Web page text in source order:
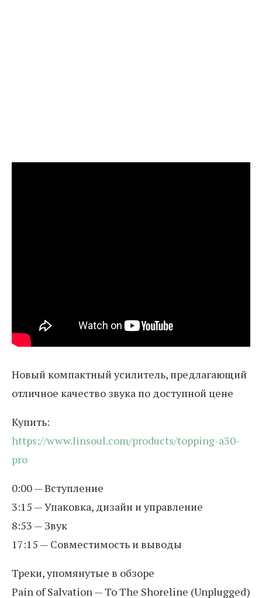
Новый компактный усилитель, предлагающий
отличное качество звука по доступной цене
Купить:
https://www.linsoul.com/products/topping-a30-
pro
0:00 — Вступление
3:15 — Упаковка, дизайн и управление
8:53 — Звук
17:15 — Совместимость и выводы
Треки, упомянутые в обзоре
Pain of Salvation — To The Shoreline (Unplugged)